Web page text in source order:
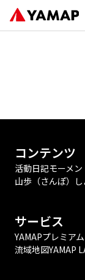
コンテンツ
活動日記モーメン
山歩（さんぽ）し
サービス
YAMAPプレミアム
流域地図YAMAP